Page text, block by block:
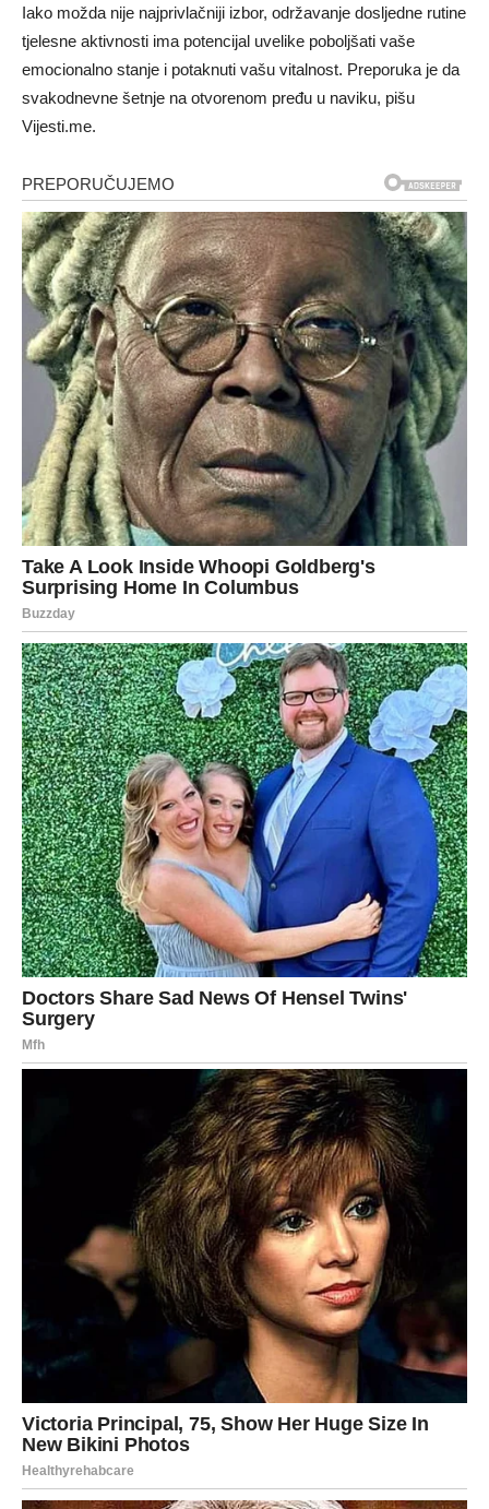
Iako možda nije najprivlačniji izbor, održavanje dosljedne rutine
tjelesne aktivnosti ima potencijal uvelike poboljšati vaše
emocionalno stanje i potaknuti vašu vitalnost. Preporuka je da
svakodnevne šetnje na otvorenom pređu u naviku, pišu
Vijesti.me.